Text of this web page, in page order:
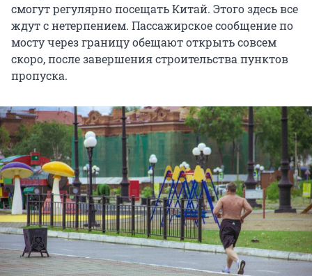
смогут регулярно посещать Китай. Этого здесь все
ждут с нетерпением. Пассажирское сообщение по
мосту через границу обещают открыть совсем
скоро, после завершения строительства пунктов
пропуска.